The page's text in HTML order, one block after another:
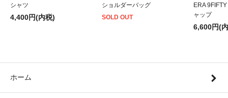
シャツ
4,400円(内税)
ショルダーバッグ
SOLD OUT
ERA
ャップ
6,600円(
ホーム